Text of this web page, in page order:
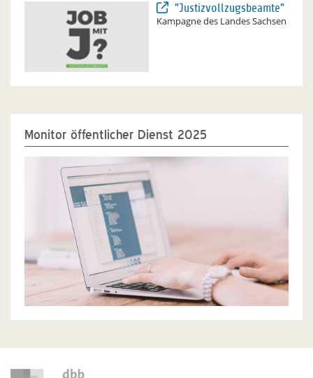
"Justizvollzugsbeamte"
Kampagne des Landes Sachsen
Monitor öffentlicher Dienst 2025